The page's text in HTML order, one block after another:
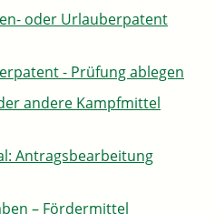
oder Urlauberpatent
- Prüfung ablegen
andere Kampfmittel
Antragsbearbeitung
– Fördermittel